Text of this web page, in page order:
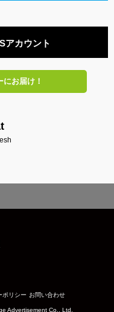
アカウント
お届け！
ポリシー お問い合わせ
Advertisement Co., Ltd.